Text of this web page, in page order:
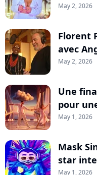
May 2, 2026
Florent
avec
May 2, 2026
Une
pour
May 1, 2026
Mask
star
May 1, 2026